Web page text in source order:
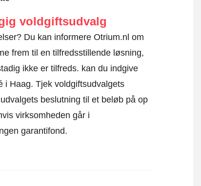
voldgiftsudvalg
Du kan informere Otrium.nl om
frem til en tilfredsstillende løsning,
ikke er tilfreds. kan du indgive
i Haag. Tjek voldgiftsudvalgets
beslutning til et beløb på op
virksomheden går i
garantifond.